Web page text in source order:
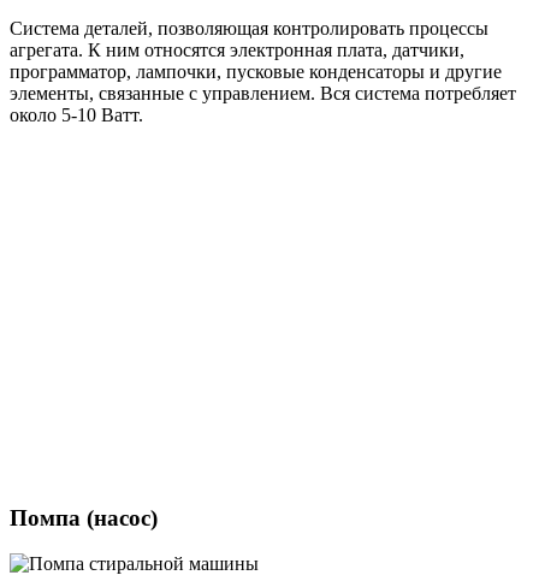
Система деталей, позволяющая контролировать процессы
агрегата. К ним относятся электронная плата, датчики,
программатор, лампочки, пусковые конденсаторы и другие
элементы, связанные с управлением. Вся система потребляет
около 5-10 Ватт.
Помпа (насос)